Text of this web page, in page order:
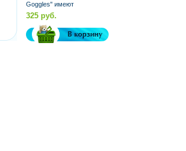
Goggles" имеют
безопасные
поликарбонатные линзы.
Линзы с...
325 руб.